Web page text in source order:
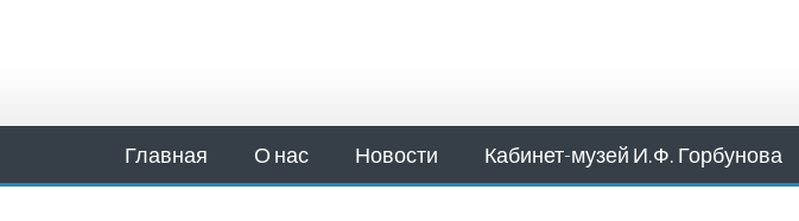
Главная О нас Новости Кабинет-музей И.Ф. Горбунова